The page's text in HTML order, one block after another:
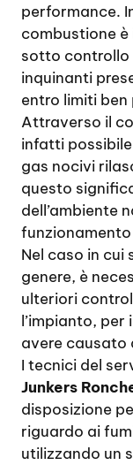
performance.
combustione
sotto controllo
inquinanti
entro limiti
Attraverso il
infatti
gas nocivi
questo
dell’ambiente
Nel caso in cui
genere, è
ulteriori
l’impianto, per
avere causato
I tecnici del
Junkers
disposizione
riguardo ai
utilizzando un